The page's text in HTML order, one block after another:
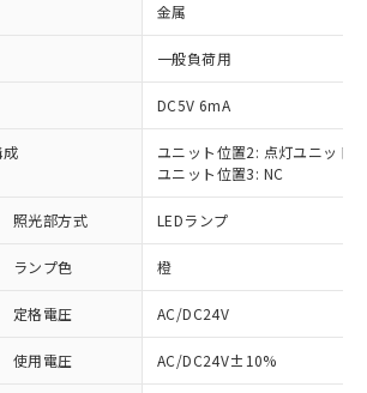
金属
一般負荷用
DC5V 6mA
成
ユニット位置2: 点灯ユニット
ユニット位置3: NC
照光部方式 LEDランプ
ランプ色 橙
定格電圧 AC/DC24V
使用電圧 AC/DC24V±10%
況